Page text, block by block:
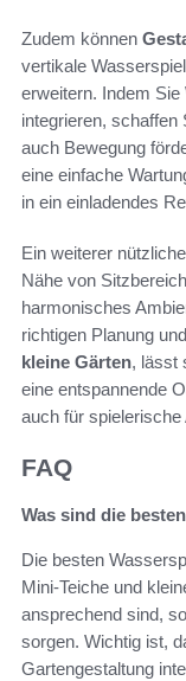
Zudem können
vertikale
erweitern. Indem
integrieren, schaffen
auch Bewegung
eine einfache
in ein einladendes
Ein weiterer
Nähe von
harmonisches
richtigen Planung
kleine Gärten, lässt
eine entspannende
auch für
FAQ
Was sind die
Die besten
Mini-Teiche und
ansprechend sind,
sorgen. Wichtig ist,
Gartengestaltung